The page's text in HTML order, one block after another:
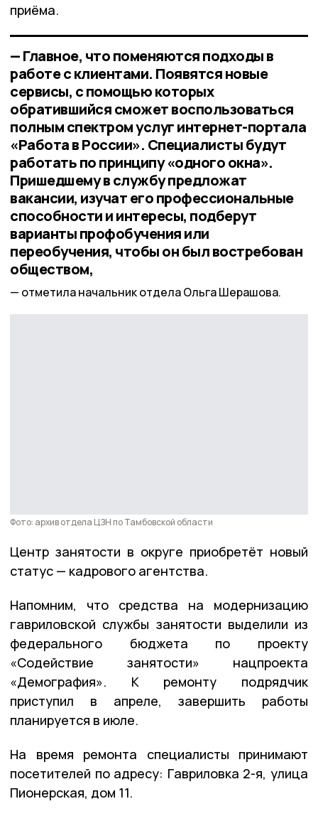
приёма.
— Главное, что поменяются подходы в
работе с клиентами. Появятся новые
сервисы, с помощью которых
обратившийся сможет воспользоваться
полным спектром услуг интернет-портала
«Работа в России». Специалисты будут
работать по принципу «одного окна».
Пришедшему в службу предложат
вакансии, изучат его профессиональные
способности и интересы, подберут
варианты профобучения или
переобучения, чтобы он был востребован
обществом,
отметила начальник отдела Ольга Шерашова.
Фото: архив отдела ЦЗН по Тамбовской области
Центр занятости в округе приобретёт новый
статус — кадрового агентства.
Напомним, что средства на модернизацию
гавриловской службы занятости выделили из
федерального бюджета по проекту
«Содействие занятости» нацпроекта
«Демография». К ремонту подрядчик
приступил в апреле, завершить работы
планируется в июле.
На время ремонта специалисты принимают
посетителей по адресу: Гавриловка 2-я, улица
Пионерская, дом 11.